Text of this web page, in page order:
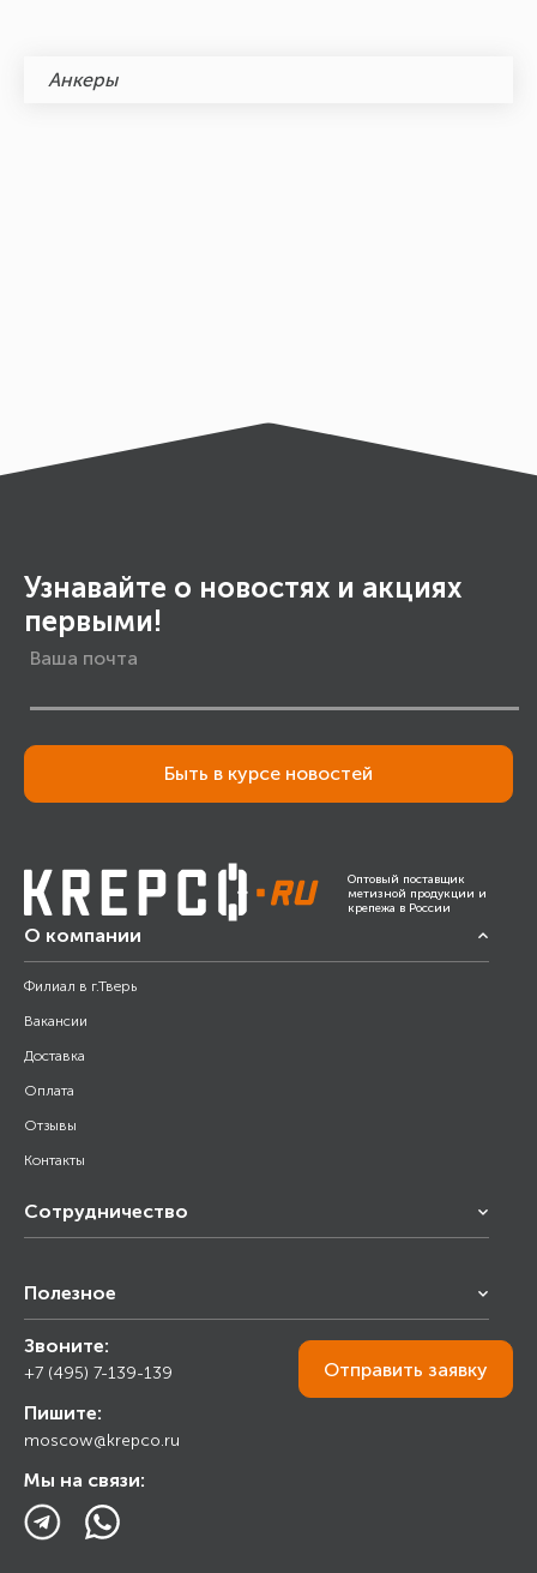
Анкеры
Узнавайте о новостях и акциях
первыми!
Быть в курсе новостей
Оптовый поставщик
метизной продукции и
крепежа в России
О компании
Филиал в г.Тверь
Вакансии
Доставка
Оплата
Отзывы
Контакты
Сотрудничество
Снабжение строительства
Торговым организациям
Полезное
Калькулятор
Прайс лист
Ответы на вопросы
Блог
Звоните:
+7 (495) 7-139-139
Пишите:
moscow@krepco.ru
Мы на связи:
Отправить заявку